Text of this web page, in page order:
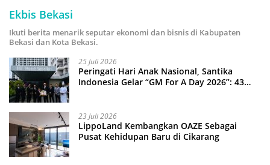
Ekbis Bekasi
Ikuti berita menarik seputar ekonomi dan bisnis di Kabupaten
Bekasi dan Kota Bekasi.
25 Juli 2026
Peringati Hari Anak Nasional, Santika
Indonesia Gelar “GM For A Day 2026”: 43
23 Juli 2026
LippoLand Kembangkan OAZE Sebagai
Pusat Kehidupan Baru di Cikarang